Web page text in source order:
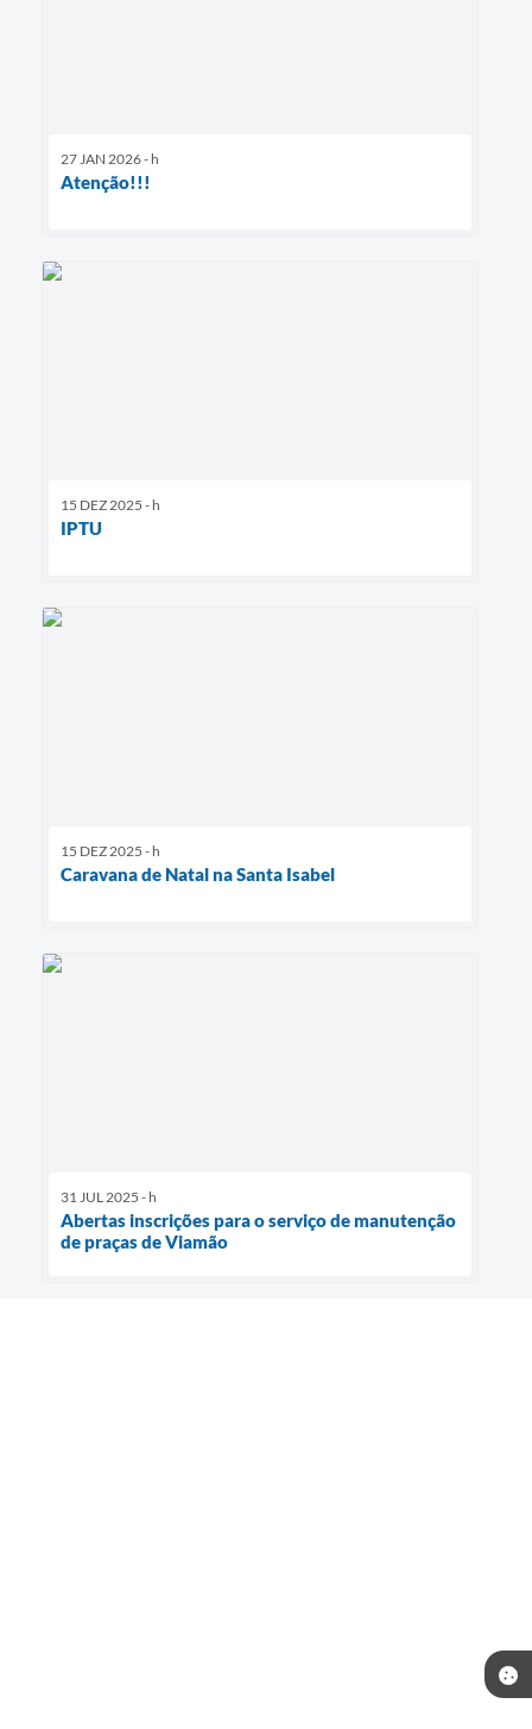
27 JAN 2026 - h
Atenção!!!
15 DEZ 2025 - h
IPTU
15 DEZ 2025 - h
Caravana de Natal na Santa Isabel
31 JUL 2025 - h
Abertas inscrições para o serviço de manutenção
de praças de Viamão